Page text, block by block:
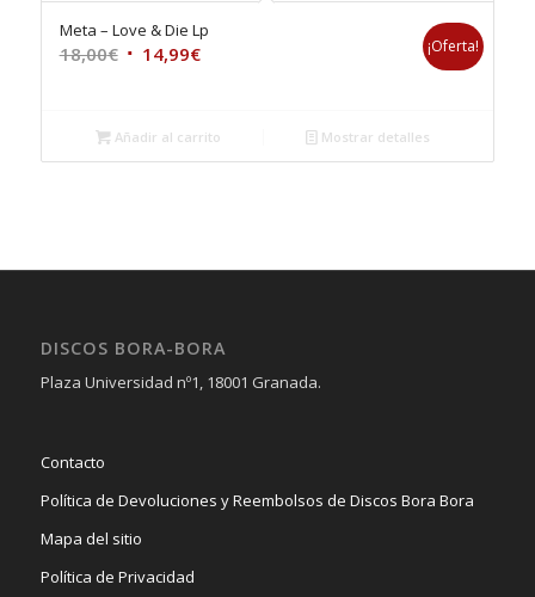
Meta – Love & Die Lp
18,00€ El
era:
18,00€.
14,99€El
es:
14,99€.
¡Oferta!
Añadir al carrito Mostrar detalles
DISCOS BORA-BORA
Plaza Universidad nº1, 18001 Granada.
Contacto
Política de Devoluciones y Reembolsos de Discos Bora Bora
Mapa del sitio
Política de Privacidad